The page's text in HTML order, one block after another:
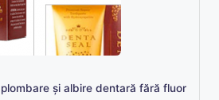
și albire dentară fără fluor